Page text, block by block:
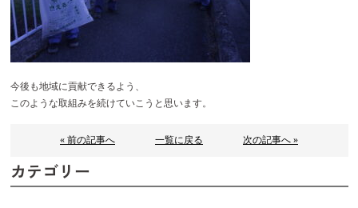
今後も地域に貢献できるよう、
このような取組みを続けていこうと思います。
« 前の記事へ 一覧に戻る 次の記事へ »
カテゴリー